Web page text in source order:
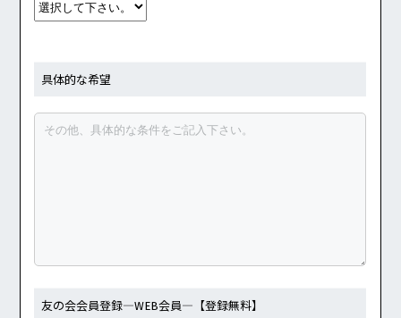
具体的な希望
友の会会員登録―WEB会員― 【登録無料】